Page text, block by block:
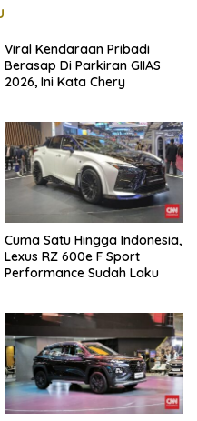
Viral Kendaraan Pribadi
Berasap Di Parkiran GIIAS
2026, Ini Kata Chery
Cuma Satu Hingga Indonesia,
Lexus RZ 600e F Sport
Performance Sudah Laku